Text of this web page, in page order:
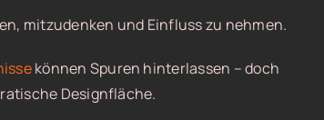
mitzudenken und Einfluss zu nehmen.
können Spuren hinterlassen – doch
Designfläche.